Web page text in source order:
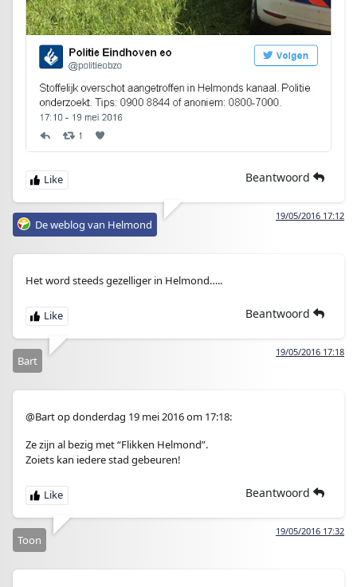
Beantwoord
19/05/2016 17:12
De weblog van Helmond
Het word steeds gezelliger in Helmond…..
Beantwoord
19/05/2016 17:18
Bart
@Bart op donderdag 19 mei 2016 om 17:18:
Ze zijn al bezig met “Flikken Helmond”.
Zoiets kan iedere stad gebeuren!
Beantwoord
19/05/2016 17:32
Toon